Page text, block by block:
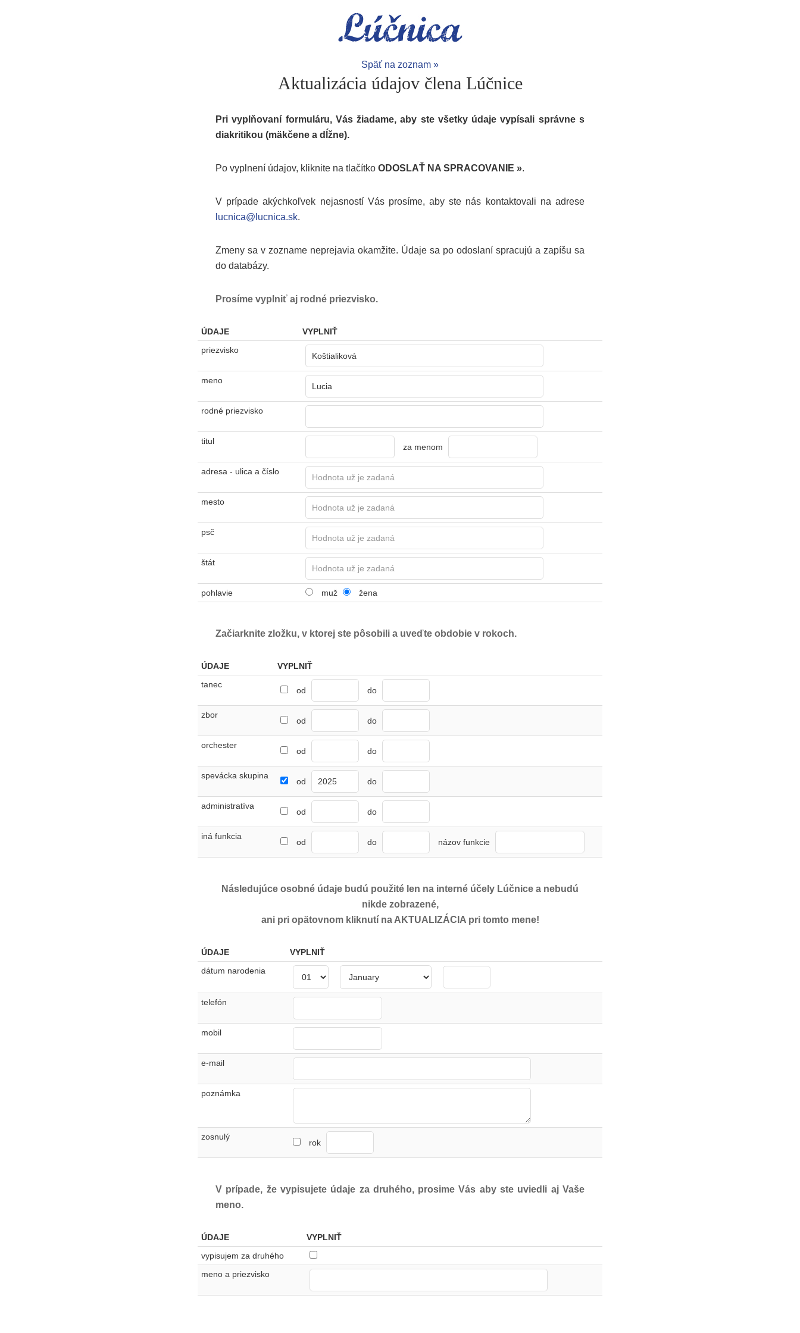
Späť na zoznam »
Aktualizácia údajov člena Lúčnice
Pri vyplňovaní formuláru, Vás žiadame, aby ste všetky údaje vypísali správne s
diakritikou (mäkčene a dĺžne).
Po vyplnení údajov, kliknite na tlačítko ODOSLAŤ NA SPRACOVANIE ».
V prípade akýchkoľvek nejasností Vás prosíme, aby ste nás kontaktovali na adrese
lucnica@lucnica.sk.
Zmeny sa v zozname neprejavia okamžite. Údaje sa po odoslaní spracujú a zapíšu sa
do databázy.
Prosíme vyplniť aj rodné priezvisko.
ÚDAJE
VYPLNIŤ
priezvisko
meno
rodné priezvisko
titul
za menom
adresa - ulica a číslo
mesto
psč
štát
pohlavie muž žena
Začiarknite zložku, v ktorej ste pôsobili a uveďte obdobie v rokoch.
ÚDAJE
VYPLNIŤ
tanec
od do
zbor
od do
orchester
od do
spevácka skupina
od do
administratíva
od do
iná funkcia
od do názov funkcie
Následujúce osobné údaje budú použité len na interné účely Lúčnice a nebudú
nikde zobrazené,
ani pri opätovnom kliknutí na AKTUALIZÁCIA pri tomto mene!
ÚDAJE
VYPLNIŤ
dátum narodenia
telefón
mobil
e-mail
poznámka
zosnulý
rok
V prípade, že vypisujete údaje za druhého, prosime Vás aby ste uviedli aj Vaše
meno.
ÚDAJE
VYPLNIŤ
vypisujem za druhého
meno a priezvisko